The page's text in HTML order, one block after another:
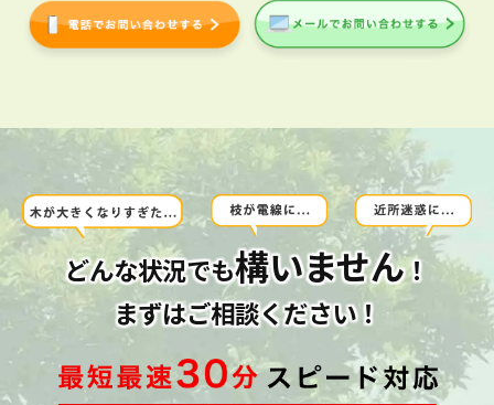
どんな状況でも構いません！
まずはご相談ください！